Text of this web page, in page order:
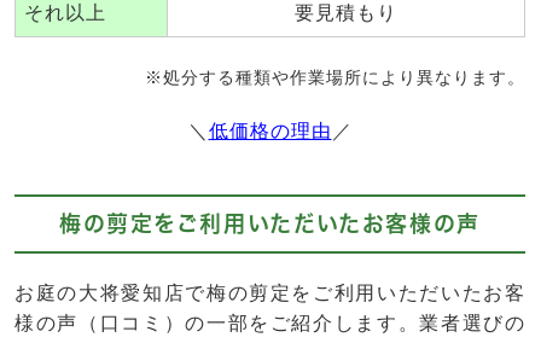
それ以上 要見積もり
※処分する種類や作業場所により異なります。
＼ 低価格の理由 ／
梅の剪定をご利用いただいたお客様の声
お庭の大将愛知店で梅の剪定をご利用いただいたお客
様の声（口コミ）の一部をご紹介します。業者選びの